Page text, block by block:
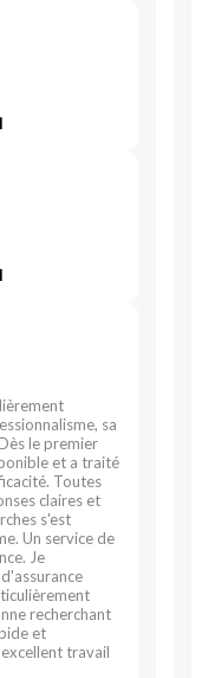
sa
le premier
et a traité
Toutes
claires et
s'est
Un service de
Je
recherchant
et
travail